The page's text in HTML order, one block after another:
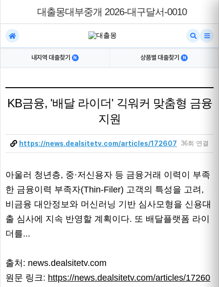
대출몽대부중개 2026-대구달서-0010
내지역 대출찾기 N 상품별 대출찾기 N
KB금융, '배달 라이더' 긱워커 맞춤형 금융
지원
https://news.dealsitetv.com/articles/172607 36회 연결
아울러 청년층, 중·저신용자 등 금융거래 이력이 부족
한 금융이력 부족자(Thin-Filer) 고객의 특성을 고려,
비금융 대안정보와 머신러닝 기반 심사모형을 신용대
출 심사에 지속 반영할 계획이다. 또 배달플랫폼 라이
더를...
출처: news.dealsitetv.com
원문 링크: https://news.dealsitetv.com/articles/17260